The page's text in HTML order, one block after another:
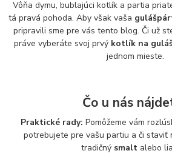
Vôňa dymu, bublajúci kotlík a partia
tá pravá pohoda. Aby však vaša
pripravili sme pre vás tento blog. Či už
práve vyberáte svoj prvý kotlík na
jednom mieste.
Čo u nás
Praktické rady: Pomôžeme vám
potrebujete pre vašu partiu a či staviť
tradičný smalt alebo